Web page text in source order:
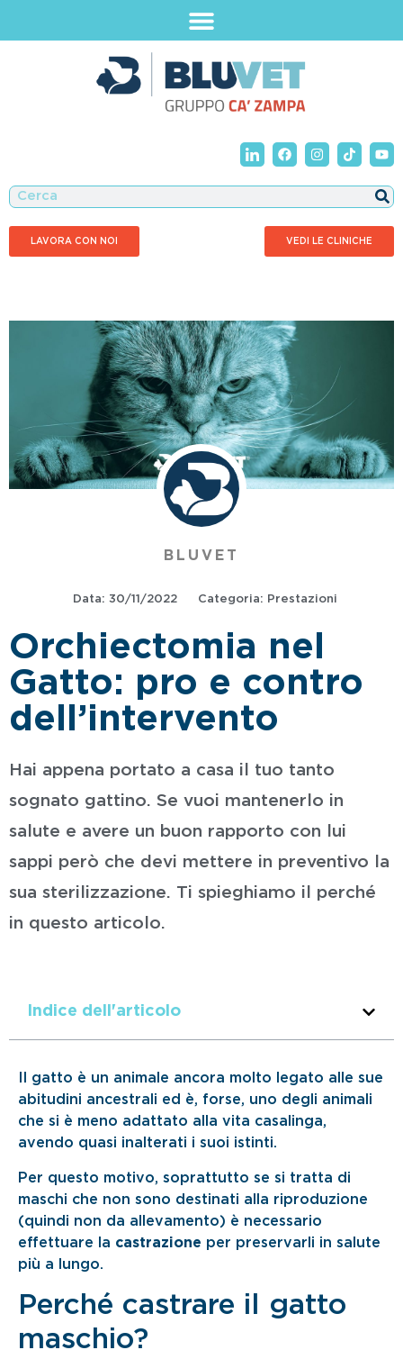
LAVORA CON NOI VEDI LE CLINICHE
BLUVET
Data: 30/11/2022 Categoria: Prestazioni
Orchiectomia nel
Gatto: pro e contro
dell’intervento
Hai appena portato a casa il tuo tanto
sognato gattino. Se vuoi mantenerlo in
salute e avere un buon rapporto con lui
sappi però che devi mettere in preventivo la
sua sterilizzazione. Ti spieghiamo il perché
in questo articolo.
Indice dell'articolo
Il gatto è un animale ancora molto legato alle sue
abitudini ancestrali ed è, forse, uno degli animali
che si è meno adattato alla vita casalinga,
avendo quasi inalterati i suoi istinti.
Per questo motivo, soprattutto se si tratta di
maschi che non sono destinati alla riproduzione
(quindi non da allevamento) è necessario
effettuare la castrazione per preservarli in salute
più a lungo.
Perché castrare il gatto
maschio?